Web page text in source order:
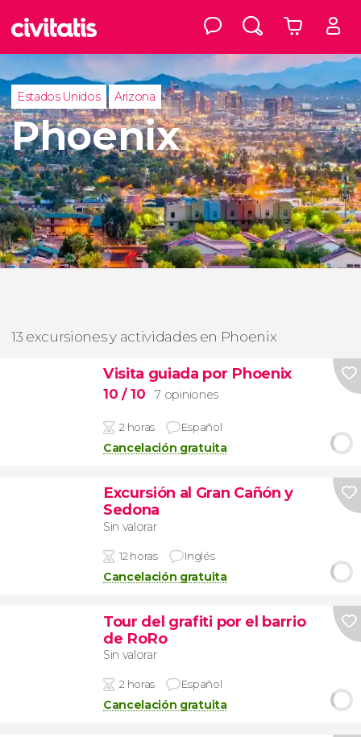
Estados Unidos Arizona
Phoenix
13 excursiones y actividades en Phoenix
Visita guiada por Phoenix
10 / 10 7 opiniones
2 horas Español
Cancelación gratuita
Excursión al Gran Cañón y
Sedona
Sin valorar
12 horas Inglés
Cancelación gratuita
Tour del grafiti por el barrio
de RoRo
Sin valorar
2 horas Español
Cancelación gratuita